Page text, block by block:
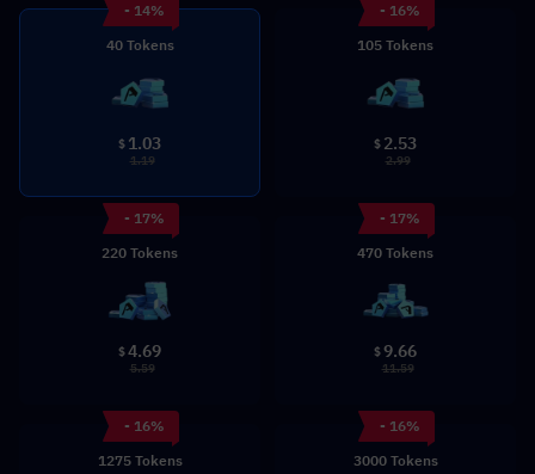
- 14%
40 Tokens
$ 1.03
1.19
- 16%
105 Tokens
$ 2.53
2.99
- 17%
220 Tokens
$4.69
5.59
- 17%
470 Tokens
$9.66
11.59
- 16%
1275 Tokens
- 16%
3000 Tokens